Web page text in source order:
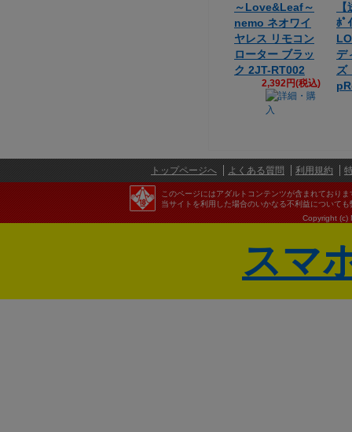
～Love&Leaf～
nemo ネオワイ
ヤレス リモコン
ローター ブラッ
ク 2JT-RT002
2,392円(税込)
ﾎﾟ
デ
トップページへ よくある質問 利用規約
このページにはアダルトコンテンツが含まれており
当サイトを利用した場合のいかなる不利益について
Copyright (c)
スマ